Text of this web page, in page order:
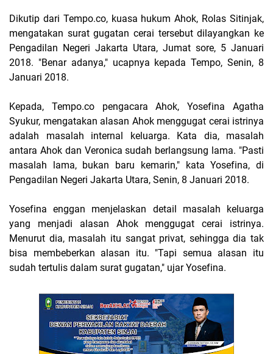
Dikutip dari Tempo.co, kuasa hukum Ahok, Rolas Sitinjak,
mengatakan surat gugatan cerai tersebut dilayangkan ke
Pengadilan Negeri Jakarta Utara, Jumat sore, 5 Januari
2018. "Benar adanya," ucapnya kepada Tempo, Senin, 8
Januari 2018.
Kepada, Tempo.co pengacara Ahok, Yosefina Agatha
Syukur, mengatakan alasan Ahok menggugat cerai istrinya
adalah masalah internal keluarga. Kata dia, masalah
antara Ahok dan Veronica sudah berlangsung lama. "Pasti
masalah lama, bukan baru kemarin," kata Yosefina, di
Pengadilan Negeri Jakarta Utara, Senin, 8 Januari 2018.
Yosefina enggan menjelaskan detail masalah keluarga
yang menjadi alasan Ahok menggugat cerai istrinya.
Menurut dia, masalah itu sangat privat, sehingga dia tak
bisa membeberkan alasan itu. "Tapi semua alasan itu
sudah tertulis dalam surat gugatan," ujar Yosefina.